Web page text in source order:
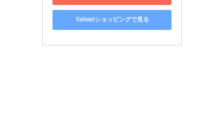
Yahoo!ショッピングで見る